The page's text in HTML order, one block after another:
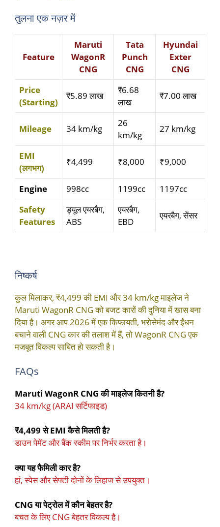
तुलना एक नज़र में
Feature
Maruti
WagonR
CNG
Tata
Punch
CNG
Hyundai
Exter
CNG
Price
(Starting)
₹5.89 लाख
₹6.68
लाख
₹7.00 लाख
Mileage 34 km/kg
26
km/kg
27 km/kg
EMI
(लगभग)
₹4,499 ₹8,000 ₹9,000
Engine 998cc 1199cc
1197cc
Safety
Features
ड्यूल एयरबैग,
ABS
एयरबैग,
EBD
एयरबैग, सेंसर
निष्कर्ष
कुल मिलाकर, ₹4,499 की EMI और 34 km/kg माइलेज ने
Maruti WagonR CNG को बजट कारों की दुनिया में खास बना
दिया है। अगर आप 2026 में एक किफायती, भरोसेमंद और ईंधन
बचाने वाली CNG कार की तलाश में हैं, तो WagonR CNG एक
मजबूत विकल्प साबित हो सकती है।
FAQs
Maruti WagonR CNG की माइलेज कितनी है?
34 km/kg (ARAI सर्टिफाइड)
₹4,499 से EMI कैसे मिलती है?
डाउन पेमेंट और बैंक स्कीम पर निर्भर करता है।
क्या यह फैमिली कार है?
हां, स्पेस और सेफ्टी दोनों के लिहाज से उपयुक्त।
CNG या पेट्रोल में कौन बेहतर है?
बचत के लिए CNG बेहतर विकल्प है।